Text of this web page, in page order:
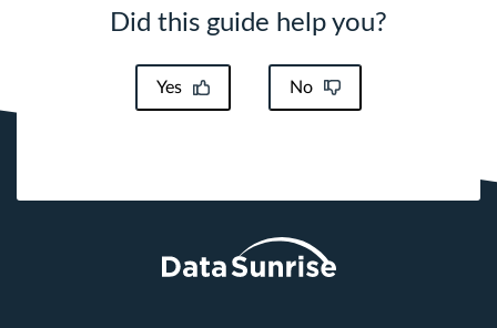
Did this guide help you?
Yes No